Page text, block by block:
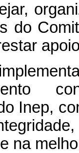
do
Inep,
na